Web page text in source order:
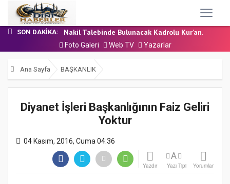
SON DAKIKA:
24 Temmuz 2026 - Cuma Hutbesi
7 Ağustos 2026 - Cuma Hutbesi
Nakil Talebinde Bulunacak Kadrolu Kur’an...
Aşçı Alımı (Kurum İçi) Sınavı (Sözlü) So...
24 Temmuz 2026 - Cuma Hutbesi
7 Ağustos 2026 - Cuma Hutbesi
Foto Galeri Web TV Yazarlar
Ana Sayfa BAŞKANLIK
Diyanet İşleri Başkanlığının Faiz Geliri
Yoktur
04 Kasım, 2016, Cuma 04:36
Yazdır
A
Yazı Tipi Yorumlar